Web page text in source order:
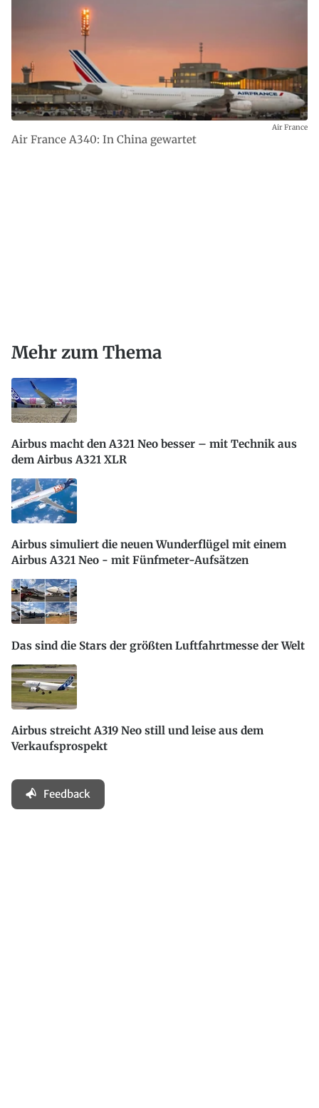
Air France A340: In China gewartet
Air France
Mehr zum Thema
Airbus macht den A321 Neo besser – mit Technik aus
dem Airbus A321 XLR
Airbus simuliert die neuen Wunderflügel mit einem
Airbus A321 Neo - mit Fünfmeter-Aufsätzen
Das sind die Stars der größten Luftfahrtmesse der Welt
Airbus streicht A319 Neo still und leise aus dem
Verkaufsprospekt
Feedback